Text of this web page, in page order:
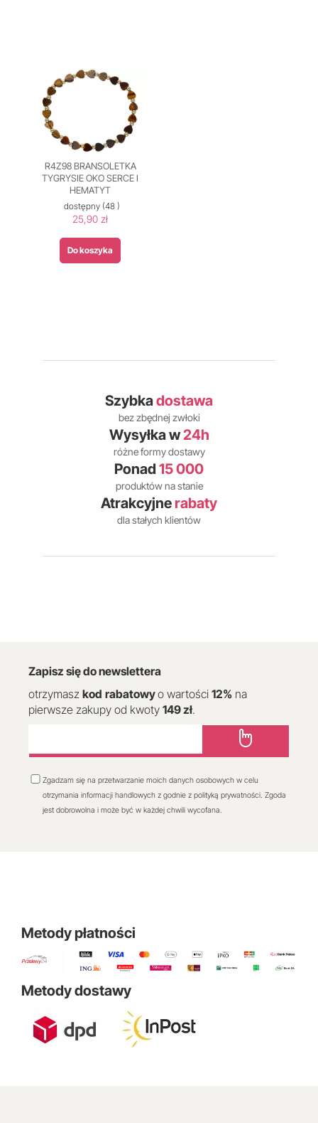
R4Z98 BRANSOLETKA
TYGRYSIE OKO SERCE I
HEMATYT
dostępny (48 )
25,90 zł
Do koszyka
Szybkadostawa
bez zbędnej zwłoki
Wysyłka w24h
różne formy dostawy
Ponad 15 000
produktów na stanie
Atrakcyjne rabaty
dla stałych klientów
Zapisz się do newslettera
otrzymasz kod rabatowyo wartości 12% na
pierwsze zakupy od kwoty 149 zł.
Zgadzam się na przetwarzanie moich danych osobowych w celu
otrzymania informacji handlowych z godnie z polityką prywatności. Zgoda
jest dobrowolna i może być w każdej chwili wycofana.
Metody płatności
Metody dostawy